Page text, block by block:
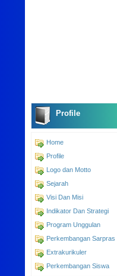
Profile
Home
Profile
Logo dan Motto
Sejarah
Visi Dan Misi
Indikator Dan Strategi
Program Unggulan
Perkembangan Sarpras
Extrakurikuler
Perkembangan Siswa